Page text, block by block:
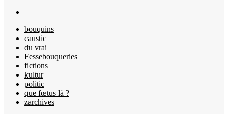
bouquins
caustic
du vrai
Fessebouqueries
fictions
kultur
politic
que fœtus là ?
zarchives